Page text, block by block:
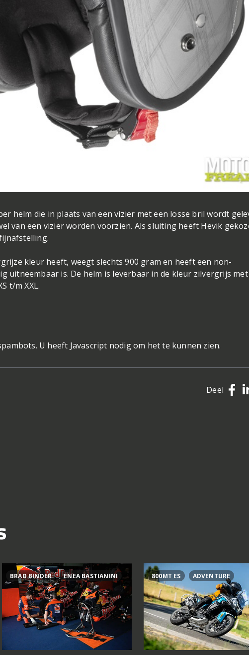
helm die in plaats van een vizier met een losse bril wordt
van een vizier worden voorzien. Als sluiting heeft Hevik
kleur heeft, weegt slechts 900 gram en heeft een non-
uitneembaar is. De helm is leverbaar in de kleur zilvergrijs met
t/m XXL.
U heeft Javascript nodig om het te kunnen zien.
Deel
BRAD BINDER ENEA BASTIANINI 800MT ES ADVENTURE